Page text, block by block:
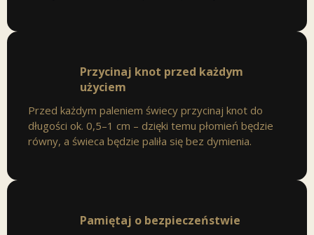
Przycinaj knot przed każdym
użyciem
Przed każdym paleniem świecy przycinaj knot do
długości ok. 0,5–1 cm – dzięki temu płomień będzie
równy, a świeca będzie paliła się bez dymienia.
Pamiętaj o bezpieczeństwie